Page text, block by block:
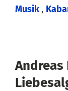
Musik ,
Andreas